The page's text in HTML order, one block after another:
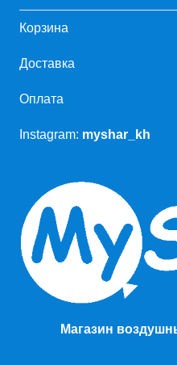
Корзина
Доставка
Оплата
Instagram: myshar_kh
Магазин